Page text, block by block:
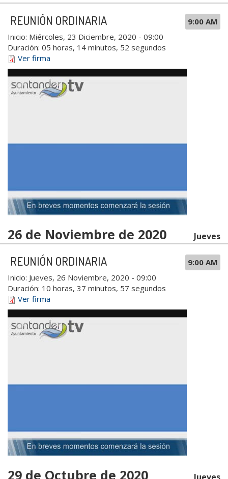
9:00 AM
REUNIÓN ORDINARIA
Inicio: Miércoles, 23 Diciembre, 2020 - 09:00
Duración: 05 horas, 14 minutos, 52 segundos
Ver firma
26 de Noviembre de 2020 Jueves
9:00 AM
REUNIÓN ORDINARIA
Inicio: Jueves, 26 Noviembre, 2020 - 09:00
Duración: 10 horas, 37 minutos, 57 segundos
Ver firma
29 de Octubre de 2020